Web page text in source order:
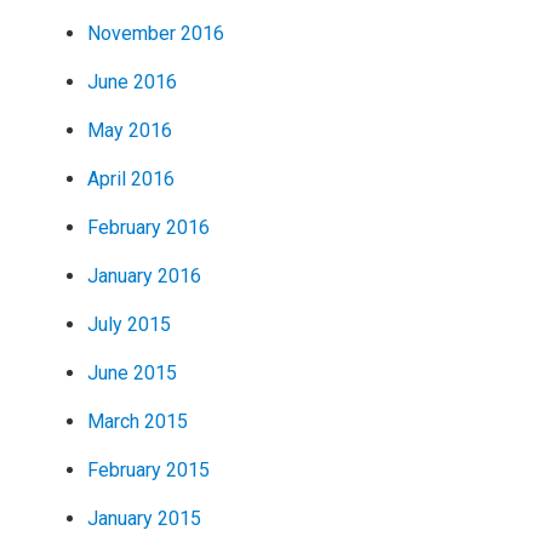
November 2016
June 2016
May 2016
April 2016
February 2016
January 2016
July 2015
June 2015
March 2015
February 2015
January 2015